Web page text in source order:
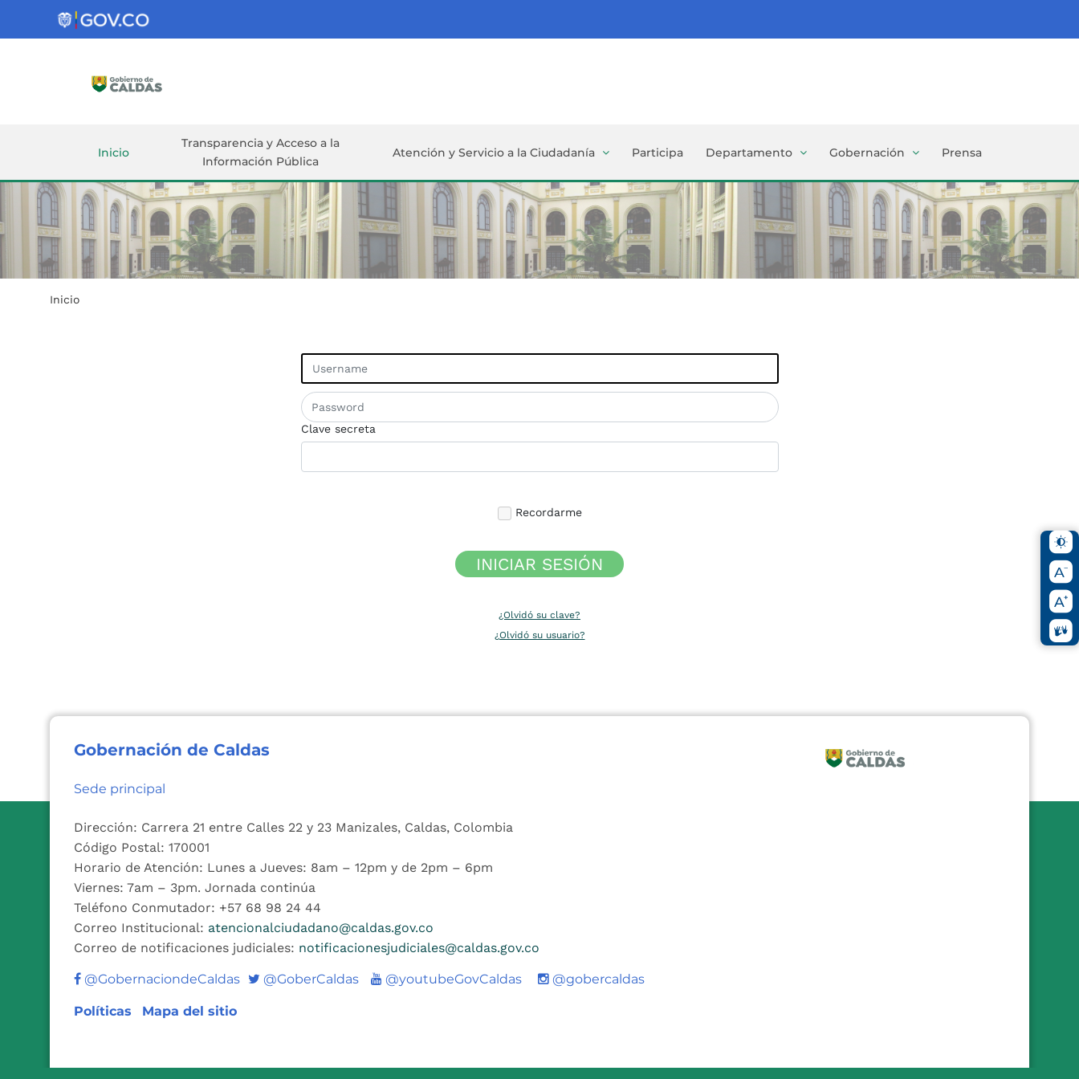
Gobernación
Inicio
Transparencia y Acceso a la
Información Pública
Atención y Servicio a la Ciudadanía Participa Departamento Gobernación Prensa
Inicio
Clave secreta
Recordarme
INICIAR SESIÓN
¿Olvidó su clave?
¿Olvidó su usuario?
Gobernación de Caldas
Sede principal
Dirección: Carrera 21 entre Calles 22 y 23 Manizales, Caldas, Colombia
Código Postal: 170001
Horario de Atención: Lunes a Jueves: 8am – 12pm y de 2pm – 6pm
Viernes: 7am – 3pm. Jornada continúa
Teléfono Conmutador: +57 68 98 24 44
Correo Institucional: atencionalciudadano@caldas.gov.co
Correo de notificaciones judiciales: notificacionesjudiciales@caldas.gov.co
@GobernaciondeCaldas Twitter
@GoberCaldas Youtube
@youtubeGovCaldas @gobercaldas
Políticas Mapa del sitio